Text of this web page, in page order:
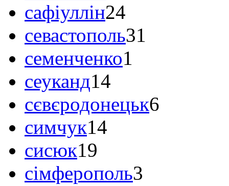
сафіуллін24
севастополь31
семенченко1
сеуканд14
сєвєродонецьк6
симчук14
сисюк19
сімферополь3